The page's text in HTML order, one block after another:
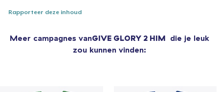
Rapporteer deze inhoud
Meer campagnes vanGIVE GLORY 2 HIM die je leuk
zou kunnen vinden: